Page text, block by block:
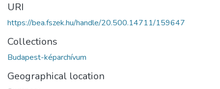
URI
https://bea.fszek.hu/handle/20.500.14711/159647
Collections
Budapest-képarchívum
Geographical location